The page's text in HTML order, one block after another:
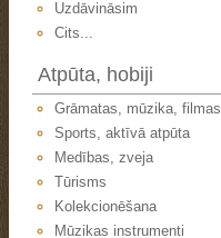
Uzdāvināsim
Cits...
Atpūta, hobiji
Grāmatas, mūzika, filmas
Sports, aktīvā atpūta
Medības, zveja
Tūrisms
Kolekcionēšana
Mūzikas instrumenti